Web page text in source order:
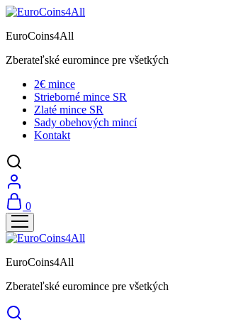
EuroCoins4All
Zberateľské euromince pre všetkých
2€ mince
Strieborné mince SR
Zlaté mince SR
Sady obehových mincí
Kontakt
0
EuroCoins4All
Zberateľské euromince pre všetkých